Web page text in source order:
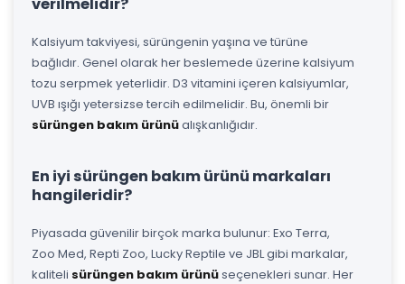
Kalsiyum takviyesi, sürüngenin yaşına ve türüne
bağlıdır. Genel olarak her beslemede üzerine kalsiyum
tozu serpmek yeterlidir. D3 vitamini içeren kalsiyumlar,
UVB ışığı yetersizse tercih edilmelidir. Bu, önemli bir
sürüngen bakım ürünüalışkanlığıdır.
En iyi sürüngen bakım ürünü markaları
hangileridir?
Piyasada güvenilir birçok marka bulunur: Exo Terra,
Zoo Med, Repti Zoo, Lucky Reptile ve JBL gibi markalar,
kaliteli sürüngen bakım ürünüseçenekleri sunar. Her